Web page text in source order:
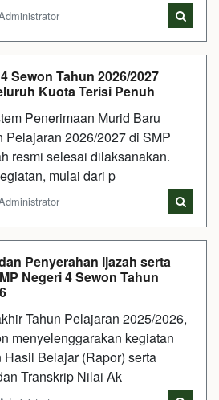
Sewon Tahun 2026/2027
Kuota Terisi Penuh
Penerimaan Murid Baru
Pelajaran 2026/2027 di SMP
resmi selesai dilaksanakan.
mulai dari p
Penyerahan Ijazah serta
Negeri 4 Sewon Tahun
Tahun Pelajaran 2025/2026,
menyelenggarakan kegiatan
Belajar (Rapor) serta
Transkrip Nilai Ak